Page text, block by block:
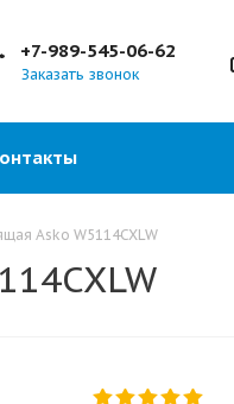
+7-989-545-06-62
Заказать звонок
Asko W5114CXLW